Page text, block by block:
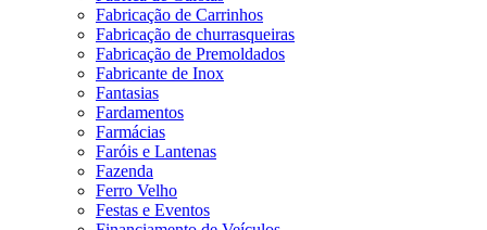
Fabricação de Carrinhos
Fabricação de churrasqueiras
Fabricação de Premoldados
Fabricante de Inox
Fantasias
Fardamentos
Farmácias
Faróis e Lantenas
Fazenda
Ferro Velho
Festas e Eventos